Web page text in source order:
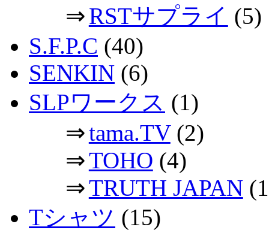
⇒RSTサプライ (5)
S.F.P.C (40)
SENKIN (6)
SLPワークス (1)
⇒tama.TV(2)
⇒TOHO (4)
⇒TRUTH JAPAN
Tシャツ (15)